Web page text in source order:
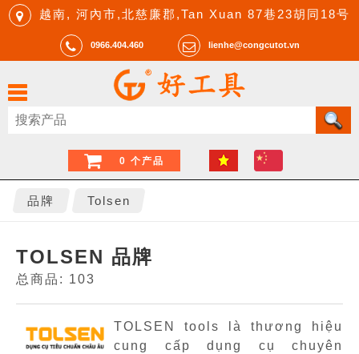
越南, 河內市,北慈廉郡,Tan Xuan 87巷23胡同18号
0966.404.460 lienhe@congcutot.vn
0 个产品
品牌 Tolsen
TOLSEN 品牌
总商品: 103
TOLSEN tools là thương hiệu
cung cấp dụng cụ chuyên